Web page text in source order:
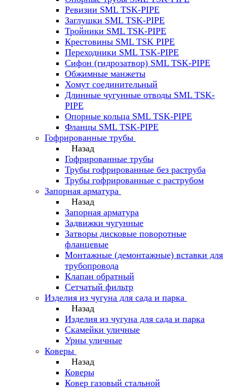
Ревизии SML TSK-PIPE
Заглушки SML TSK-PIPE
Тройники SML TSK-PIPE
Крестовины SML TSK PIPE
Переходники SML TSK-PIPE
Сифон (гидрозатвор) SML TSK-PIPE
Обжимные манжеты
Хомут соединительный
Длинные чугунные отводы SML TSK-
PIPE
Опорные кольца SML TSK-PIPE
Фланцы SML TSK-PIPE
Гофрированные трубы
Назад
Гофрированные трубы
Трубы гофрированные без раструба
Трубы гофрированные с раструбом
Запорная арматура
Назад
Запорная арматура
Задвижки чугунные
Затворы дисковые поворотные
фланцевые
Монтажные (демонтажные) вставки для
трубопровода
Клапан обратный
Сетчатый фильтр
Изделия из чугуна для сада и парка
Назад
Изделия из чугуна для сада и парка
Скамейки уличные
Урны уличные
Коверы
Назад
Коверы
Ковер газовый стальной